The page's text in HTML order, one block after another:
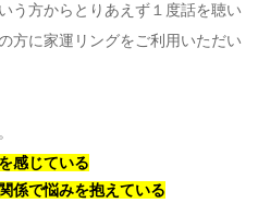
う方からとりあえず１度話を聴い
方に家運リングをご利用いただい
感じている
係で悩みを抱えている